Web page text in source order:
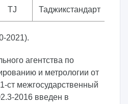
TJ Таджикстандарт
2021).
агентства по
и метрологии от
ст межгосударственный
2016 введен в